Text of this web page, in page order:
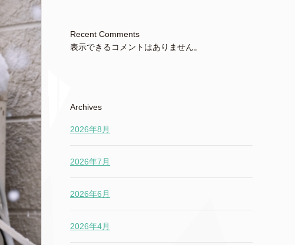
Recent Comments
表示できるコメントはありません。
Archives
2026年8月
2026年7月
2026年6月
2026年4月